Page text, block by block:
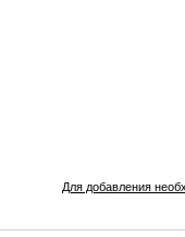
Для добавления